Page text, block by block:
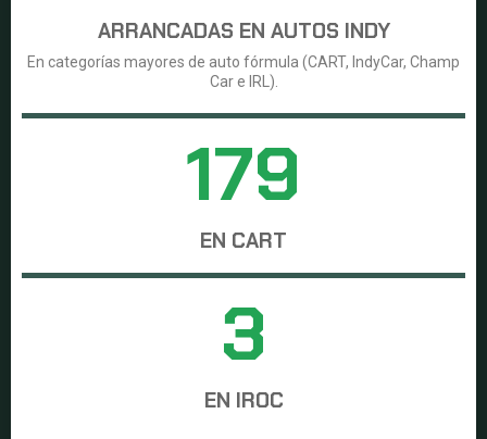
ARRANCADAS EN AUTOS INDY
En categorías mayores de auto fórmula (CART, IndyCar, Champ
Car e IRL).
179
EN CART
3
EN IROC